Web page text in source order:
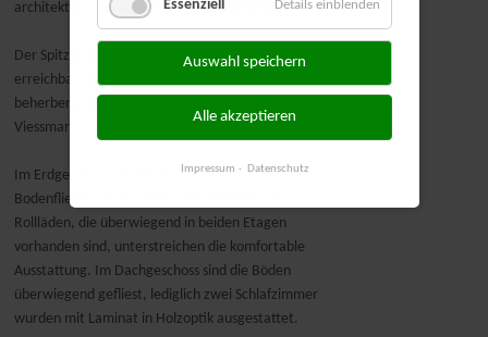
architektonisches Highlight dieser Immobilie.
Der Spitzboden, über eine Einschubtreppe
erreichbar, bietet weiteren Stauraum und
beherbergt die Erdgas-Zentralheizung der Firma
Viessmann.
Im Erdgeschoss wurden durchgehend helle
Bodenfliesen verlegt. Elektrisch bedienbare
Rollläden, die überwiegend in beiden Etagen
vorhanden sind, unterstreichen die komfortable
Ausstattung. Im Dachgeschoss sind die Böden
überwiegend gefliest, lediglich zwei Schlafzimmer
wurden mit Laminat in Holzoptik ausgestattet.
Essenziell Details einblenden
Auswahl speichern
Alle akzeptieren
Impressum Datenschutz